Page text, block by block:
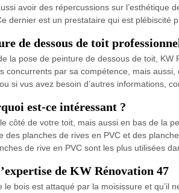
avoir des répercussions sur l’esthétique
dernier est un prestataire qui est plébiscité
de dessous de toit
la pose de peinture de dessous de toit,
par sa compétence, mais
si vus avez besoin d’autres informations,
est-ce intéressant ?
côté de votre toit, mais aussi en bas de la
planches de rives en PVC et des
de rive en PVC sont les plus utilisées
de KW Rénovation 47
bois est attaqué par la moisissure et qu’il